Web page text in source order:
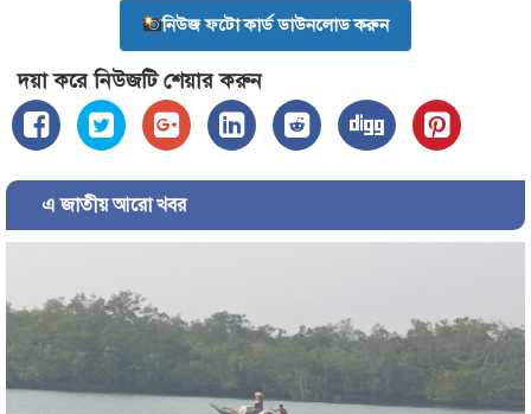
নিউজ ফটো কার্ড ডাউনলোড করুন
দয়া করে নিউজটি শেয়ার করুন
এ জাতীয় আরো খবর